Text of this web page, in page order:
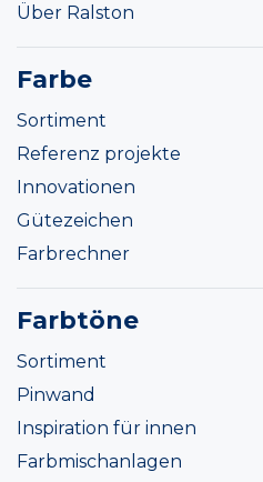
Über Ralston
Farbe
Sortiment
Referenz projekte
Innovationen
Gütezeichen
Farbrechner
Farbtöne
Sortiment
Pinwand
Inspiration für innen
Farbmischanlagen